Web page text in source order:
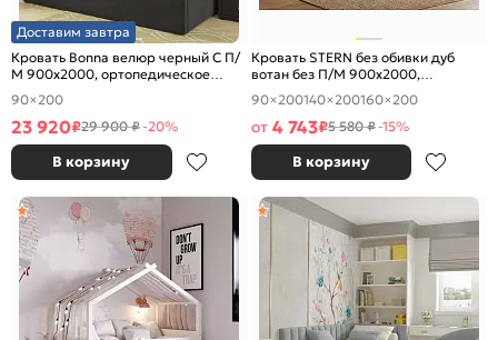
Доставим завтра
Кровать Bonna велюр черный С П/
М 900x2000, ортопедическое
основание, изголовье мягкое
90×200
23 920₽29 900 ₽-20%
В корзину
Кровать STERN без обивки дуб
вотан без П/М 900x2000,
изголовье жесткое
90×200140×200160×200
от 4 743₽5 580 ₽-15%
В корзину